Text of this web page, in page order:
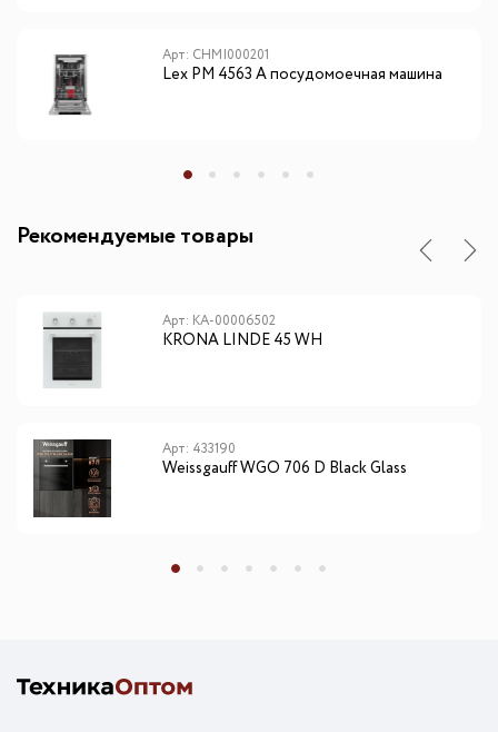
Арт: CHMI000201
Lex PM 4563 A посудомоечная машина
Рекомендуемые товары
Арт: КА-00006502
KRONA LINDE 45 WH
Арт: 433190
Weissgauff WGO 706 D Black Glass